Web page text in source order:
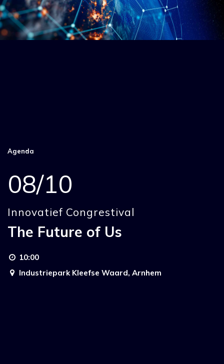
Agenda
08/10
Innovatief Congrestival
The Future of Us
10:00
Industriepark Kleefse Waard,Arnhem